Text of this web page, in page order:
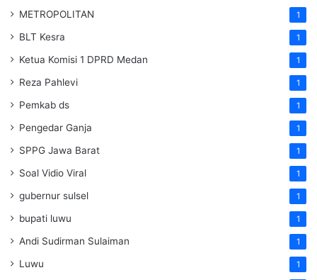
METROPOLITAN 1
BLT Kesra 1
Ketua Komisi 1 DPRD Medan 1
Reza Pahlevi 1
Pemkab ds 1
Pengedar Ganja 1
SPPG Jawa Barat 1
Soal Vidio Viral 1
gubernur sulsel 1
bupati luwu 1
Andi Sudirman Sulaiman 1
Luwu 1